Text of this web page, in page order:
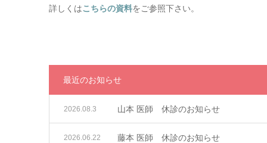
詳しくはこちらの資料をご参照下さい。
最近のお知らせ
山本 医師 休診のお知らせ
2026.08.3
藤本 医師 休診のお知らせ
2026.06.22